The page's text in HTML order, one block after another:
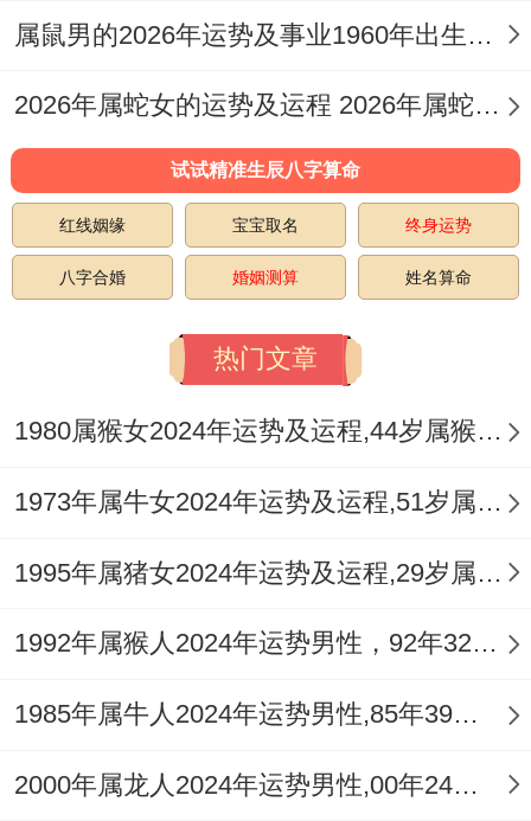
量大- 变成团队核心；但需避免过度承担.
健康：注意饮食规律、减少熬夜。
1985年属牛人2025年每月运势 -1月：社交
需提防小人背后议论.
健康:注意家人身体状况、特别长辈慢性病。
避免投机；女性减少非必要购物。
建议：佩戴祥安阁联吉红绳化解破财风险...
3月:浪漫同压力并存、感情:单身者易遇桃
4月:事业突进;安全第一 事业:项目进展顺利,
属鼠男的2026年运势及事业1960年出生的命运 属鼠男的2026婚姻
2026年属蛇女的运势及运程 2026年属蛇女全年运势及运程
试试精准生辰八字算命
红线姻缘 宝宝取名 终身运势
八字合婚 婚姻测算 姓名算命
热门文章
1980属猴女2024年运势及运程,44岁属猴人2024全年每月运势女性如何
1973年属牛女2024年运势及运程,51岁属牛人2024全年每月运势女性如何
1995年属猪女2024年运势及运程,29岁属猪人2024全年每月运势女性如何
1992年属猴人2024年运势男性，92年32岁属猴男2024年每月运程怎么样
1985年属牛人2024年运势男性,85年39岁属牛男2024年每月运程怎么样
2000年属龙人2024年运势男性,00年24岁属龙男2024年每月运程怎么样